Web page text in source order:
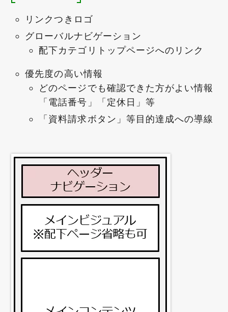
リンクつきロゴ
グローバルナビゲーション
配下カテゴリトップページへのリンク
優先度の高い情報
どのページでも確認できた方がよい情報
「電話番号」「定休日」等
「資料請求ボタン」等目的達成への導線